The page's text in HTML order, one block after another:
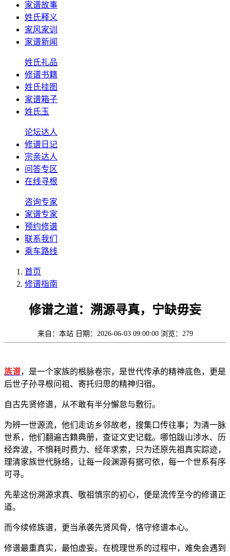
家谱故事
姓氏释义
家风家训
家谱新闻
姓氏礼品
修谱书籍
姓氏挂图
家谱箱子
姓氏玉
论坛达人
修谱日记
宗亲达人
问答专区
在线寻根
咨询专家
家谱专家
预约修谱
联系我们
乘车路线
首页
修谱指南
修谱之道：溯源寻真，宁缺毋妄
来自：本站 日期：2026-06-03 09:00:00 浏览：279
族谱，是一个家族的根脉卷宗，是世代传承的精神底色，更是
后世子孙寻根问祖、寄托归思的精神归宿。
自古先贤修谱，从不敢有半分懈怠与敷衍。
为辨一世源流，他们走访乡邻故老，搜集口传往事；为清一脉
世系，他们翻遍古籍典册，查证文史记载。哪怕跋山涉水、历
经奔波，不惧耗时费力、经年求索，只为还原先祖真实踪迹，
理清家族世代脉络，让每一段渊源有据可依，每一个世系有序
可寻。
先辈这份溯源求真、敬祖慎宗的初心，便是流传至今的修谱正
道。
而今续修族谱，更当承袭先贤风骨，恪守修谱本心。
修谱最重真实，最怕虚妄。在梳理世系的过程中，难免会遇到